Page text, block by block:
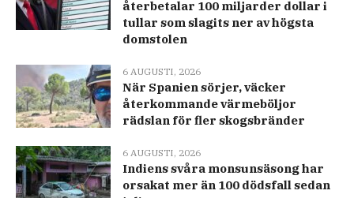
återbetalar 100 miljarder dollar i
tullar som slagits ner av högsta
domstolen
6 AUGUSTI, 2026
När Spanien sörjer, väcker
återkommande värmeböljor
rädslan för fler skogsbränder
6 AUGUSTI, 2026
Indiens svåra monsunsäsong har
orsakat mer än 100 dödsfall sedan